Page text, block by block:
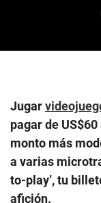
Jugar
pagar de
monto más
a varias
to-play’, tu
afición.